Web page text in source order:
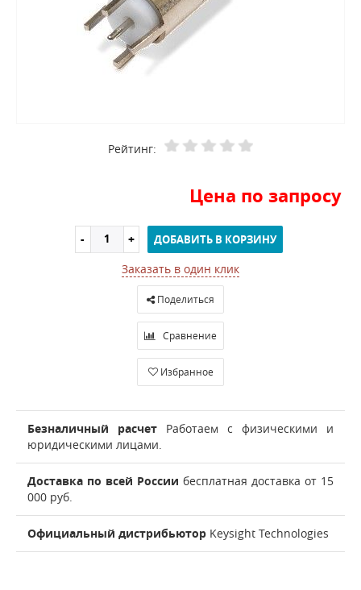
Рейтинг:
Цена по запросу
ДОБАВИТЬ В КОРЗИНУ
Заказать в один клик
Поделиться
Сравнение
Избранное
Безналичный расчет Работаем с физическими и
юридическими лицами.
Доставка по всей России бесплатная доставка от 15
000 руб.
Официальный дистрибьютор Keysight Technologies